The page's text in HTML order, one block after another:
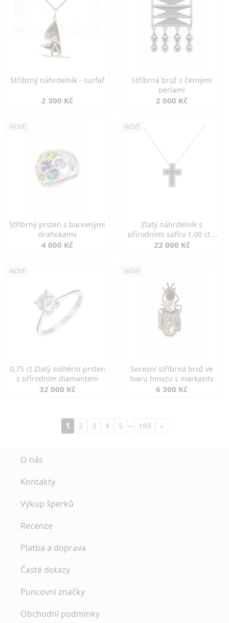
Stříbrný náhrdelník - surfař
2 300 Kč
Stříbrná brož s černými
perlami
2 000 Kč
NOVÉ
Stříbrný prsten s barevnými
drahokamy
4 000 Kč
NOVÉ
Zlatý náhrdelník s
přírodními safíry 1,00 ct a
diamanty
22 000 Kč
NOVÉ
0,75 ct Zlatý solitérní prsten
s přírodním diamantem
32 000 Kč
NOVÉ
Secesní stříbrná brož ve
tvaru hmyzu s markazity
6 300 Kč
1 2 3 4 5 … 193 »
O nás
Kontakty
Výkup šperků
Recenze
Platba a doprava
Časté dotazy
Puncovní značky
Obchodní podmínky